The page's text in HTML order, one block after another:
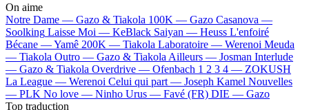
On aime
Notre Dame — Gazo & Tiakola 100K — Gazo Casanova —
Soolking Laisse Moi — KeBlack Saiyan — Heuss L'enfoiré
Bécane —Yamê 200K — Tiakola Laboratoire — Werenoi Meuda
— Tiakola Outro — Gazo & Tiakola Ailleurs — Josman Interlude
— Gazo & Tiakola Overdrive — Ofenbach 1 2 3 4 — ZOKUSH
La League — Werenoi Celui qui part — Joseph Kamel Nouvelles
— PLK No love — Ninho Urus — Favé (FR) DIE — Gazo
Top traduction